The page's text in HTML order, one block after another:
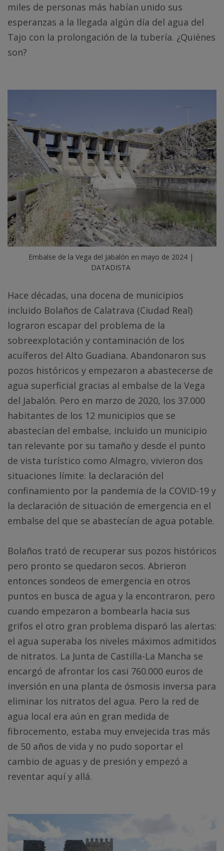
miles de personas más habían unido sus
esperanzas a la llegada algún día del agua del
Tajo con la prolongación de la tubería. ¿Quiénes
son?
Embalse de la Vega del Jabalón en mayo de 2024 |
DATADISTA
Hace décadas, una docena de municipios
incluido Bolaños de Calatrava (Ciudad Real)
lograron escapar del problema de la
sobreexplotación y contaminación de los
acuíferos del Alto Guadiana. Abandonaron sus
pozos históricos y empezaron a abastecerse de
agua superficial gracias al embalse de la Vega
del Jabalón. Pero en marzo de 2020, los 37.000
habitantes de los 12 municipios que se
abastecían del embalse, incluido un municipio
tan relevante por su tamaño y desde el punto
de vista turístico como Almagro, vivieron dos
situaciones límite: la declaración del
confinamiento por la pandemia de la COVID-19 y
la declaración de situación de emergencia en el
embalse del que se abastecían de agua potable.
Bolaños trató de recuperar sus pozos históricos
pero pronto se quedaron secos. Abrieron
entonces sondeos de emergencia en otros
puntos en busca de agua y la encontraron, pero
cuando empezaron a bombearla hacia sus
grifos el otro gran problema disparó las alertas:
el agua superaba los niveles máximos admitidos
de nitratos. La Junta de Castilla-La Mancha se
encargó de afrontar los casi 760.000 euros de
inversión en una planta de ósmosis inversa para
eliminar los nitratos del agua. Pero la red de
agua local era aún en gran medida de
fibrocemento, estaba muy envejecida tras más
de 50 años de vida y no pudo soportar el
cambio de aguas y de presión y empezó a
reventar aquí y allá.